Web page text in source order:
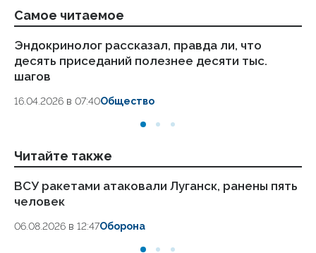
Самое читаемое
Эндокринолог рассказал, правда ли, что
десять приседаний полезнее десяти тыс.
шагов
16.04.2026 в 07:40Общество
Читайте также
ВСУ ракетами атаковали Луганск, ранены пять
человек
06.08.2026 в 12:47Оборона